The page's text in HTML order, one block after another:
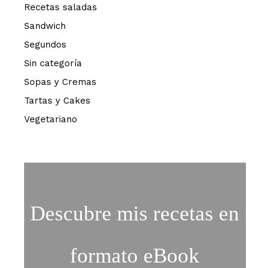
Recetas saladas
Sandwich
Segundos
Sin categoría
Sopas y Cremas
Tartas y Cakes
Vegetariano
Descubre mis recetas en
formato eBook